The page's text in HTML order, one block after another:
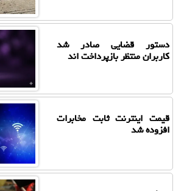
دستور قضایی صادر شد
کاربران منتظر بازپرداخت اند
قیمت اینترنت ثابت مخابرات
افزوده شد